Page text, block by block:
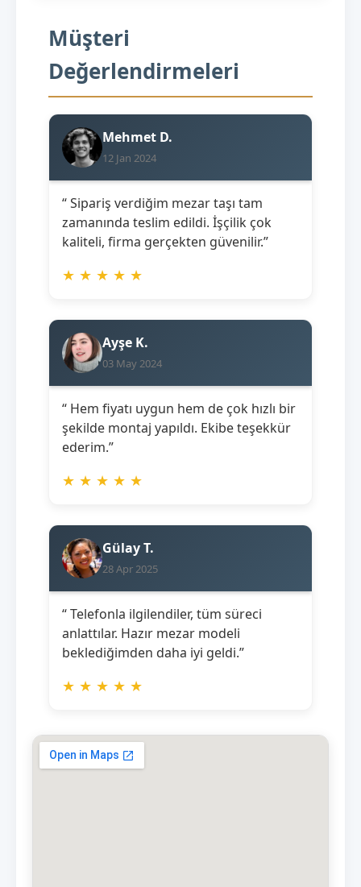
Müşteri
Değerlendirmeleri
Mehmet D.
12 Jan 2024
“ Sipariş verdiğim mezar taşı tam
zamanında teslim edildi. İşçilik çok
kaliteli, firma gerçekten güvenilir.”
★ ★ ★ ★ ★
Ayşe K.
03 May 2024
“ Hem fiyatı uygun hem de çok hızlı bir
şekilde montaj yapıldı. Ekibe teşekkür
ederim.”
★ ★ ★ ★ ★
Gülay T.
28 Apr 2025
“ Telefonla ilgilendiler, tüm süreci
anlattılar. Hazır mezar modeli
beklediğimden daha iyi geldi.”
★ ★ ★ ★ ★